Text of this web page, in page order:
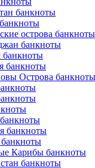
банкноты
острова банкноты
банкноты
банкноты
Острова банкноты
банкноты
Карибы банкноты
банкноты